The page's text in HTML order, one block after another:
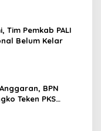
Tim Pemkab PALI
Belum Kelar
BPN
Teken PKS